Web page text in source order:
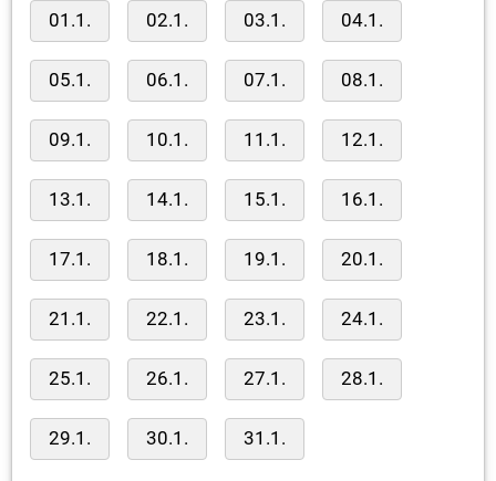
01.1. 02.1. 03.1. 04.1.
05.1. 06.1. 07.1. 08.1.
09.1. 10.1. 11.1. 12.1.
13.1. 14.1. 15.1. 16.1.
17.1. 18.1. 19.1. 20.1.
21.1. 22.1. 23.1. 24.1.
25.1. 26.1. 27.1. 28.1.
29.1. 30.1. 31.1.